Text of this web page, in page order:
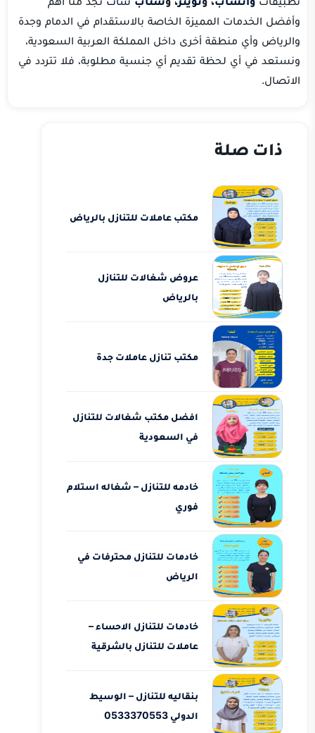
وأفضل الخدمات المميزة الخاصة بالاستقدام في الدمام وجدة
والرياض وأي منطقة أخرى داخل المملكة العربية السعودية،
ونستعد في أي لحظة تقديم أي جنسية مطلوبة، فلا تتردد في
الاتصال.
ذات صلة
مكتب عاملات للتنازل بالرياض
عروض شغالات للتنازل
بالرياض
مكتب تنازل عاملات جدة
افضل مكتب شغالات للتنازل
في السعودية
خادمه للتنازل – شغاله استلام
فوري
خادمات للتنازل محترفات في
الرياض
خادمات للتنازل الاحساء –
عاملات للتنازل بالشرقية
بنقاليه للتنازل – الوسيط
الدولي 0533370553